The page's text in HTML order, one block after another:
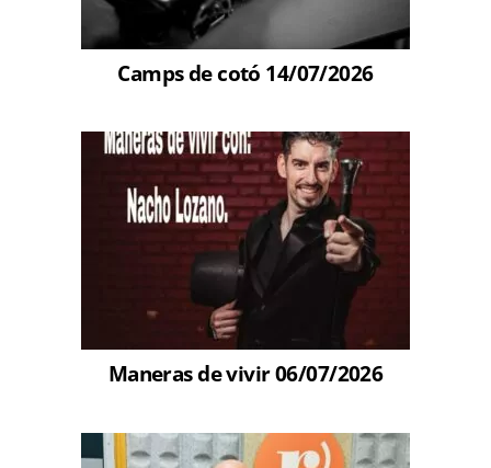
Camps de cotó 14/07/2026
Maneras de vivir 06/07/2026